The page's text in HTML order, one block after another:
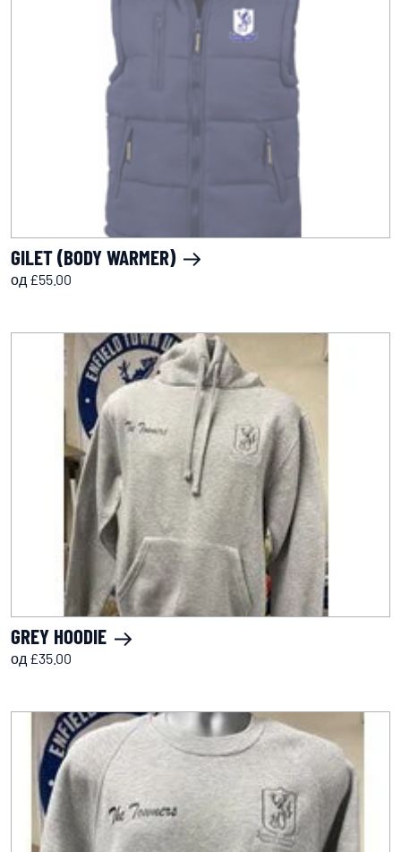
GILET (BODY WARMER)
од £55.00
GREY HOODIE
од £35.00